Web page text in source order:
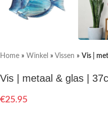
Home » Winkel » Vissen » Vis |
Vis | metaal & glas |
€25.95